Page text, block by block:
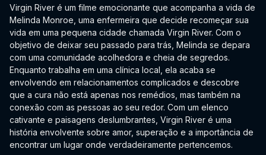
Virgin River é um filme emocionante que acompanha a vida de
Melinda Monroe, uma enfermeira que decide recomeçar sua
vida em uma pequena cidade chamada Virgin River. Com o
objetivo de deixar seu passado para trás, Melinda se depara
com uma comunidade acolhedora e cheia de segredos.
Enquanto trabalha em uma clínica local, ela acaba se
envolvendo em relacionamentos complicados e descobre
que a cura não está apenas nos remédios, mas também na
conexão com as pessoas ao seu redor. Com um elenco
cativante e paisagens deslumbrantes, Virgin River é uma
história envolvente sobre amor, superação e a importância de
encontrar um lugar onde verdadeiramente pertencemos.